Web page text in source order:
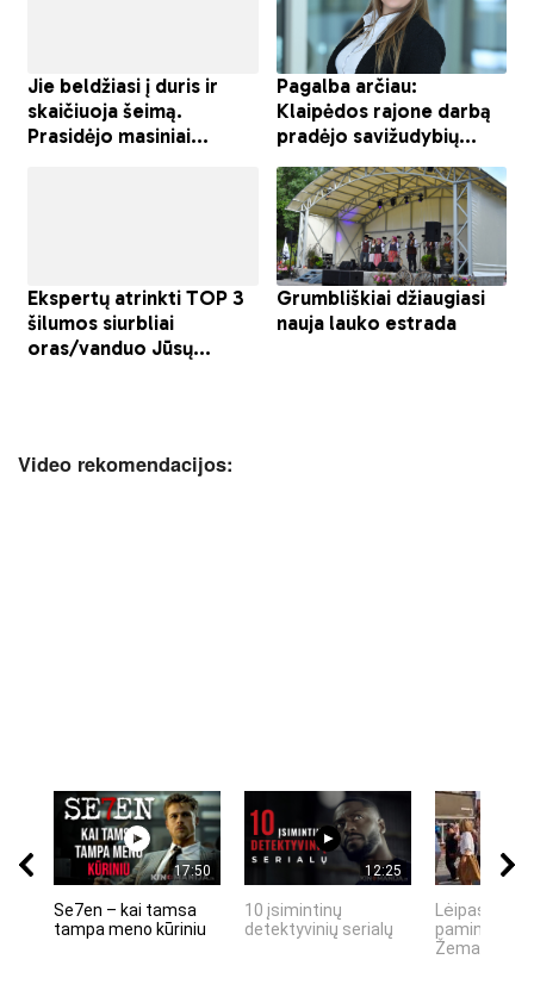
Video rekomendacijos:
17:50
Se7en – kai tamsa
tampa meno kūriniu
12:25
10 įsimintinų
detektyvinių serialų
Lėipas 13
paminiejuom
Žemaitiu